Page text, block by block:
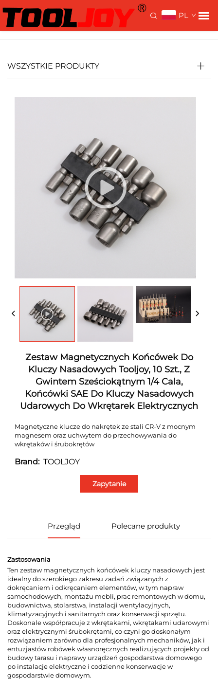
PL
Strona główna > Produkty> Akcesoria>Klucz do
nakrętek
WSZYSTKIE PRODUKTY
Zestaw Magnetycznych Końcówek Do
Kluczy Nasadowych Tooljoy, 10 Szt., Z
Gwintem Sześciokątnym 1/4 Cala,
Końcówki SAE Do Kluczy Nasadowych
Udarowych Do Wkrętarek Elektrycznych
Magnetyczne klucze do nakrętek ze stali CR-V z mocnym
magnesem oraz uchwytem do przechowywania do
wkrętaków i śrubokrętów
Brand: TOOLJOY
Zapytanie
Przegląd Polecane produkty
Zastosowania
Ten zestaw magnetycznych końcówek kluczy nasadowych jest
idealny do szerokiego zakresu zadań związanych z
dokręcaniem i odkręcaniem elementów, w tym napraw
samochodowych, montażu mebli, prac remontowych w domu,
budownictwa, stolarstwa, instalacji wentylacyjnych,
klimatyzacyjnych i sanitarnych oraz konserwacji sprzętu.
Doskonale współpracuje z wkrętakami, wkrętakami udarowymi
oraz elektrycznymi śrubokrętami, co czyni go doskonałym
rozwiązaniem zarówno dla profesjonalnych mechaników, jak i
entuzjastów robówek własnoręcznych realizujących projekty od
budowy tarasu i naprawy urządzeń gospodarstwa domowego
po instalacje elektryczne i codzienne konserwacje w
gospodarstwie domowym.